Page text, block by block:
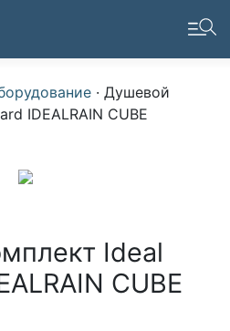
· Душевой
IDEALRAIN CUBE
Ideal
CUBE